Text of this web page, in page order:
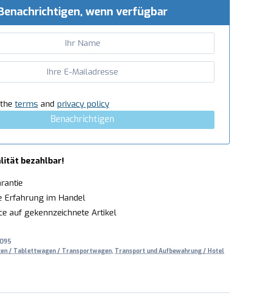
wenn verfügbar
terms and privacy policy
Benachrichtigen
bezahlbar!
Erfahrung im Handel
auf gekennzeichnete Artikel
/ Tablettwagen / Transportwagen, Transport und Aufbewahrung / Hotel